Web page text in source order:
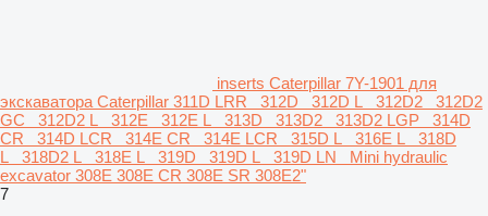
inserts Caterpillar 7Y-1901 для
экскаватора Caterpillar 311D LRR 312D 312D L 312D2 312D2
GC 312D2 L 312E 312E L 313D 313D2 313D2 LGP 314D
CR 314D LCR 314E CR 314E LCR 315D L 316E L 318D
L 318D2 L 318E L 319D 319D L 319D LN Mini hydraulic
excavator 308E 308E CR 308E SR 308E2"
7